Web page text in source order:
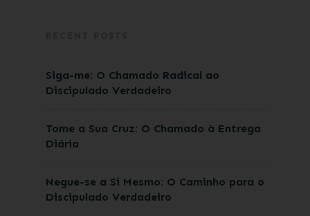
Siga-me: O Chamado Radical ao
Discipulado Verdadeiro
Tome a Sua Cruz: O Chamado à Entrega
Diária
Negue-se a Si Mesmo: O Caminho para o
Discipulado Verdadeiro